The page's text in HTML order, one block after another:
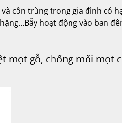
côn trùng trong gia đình có
hoạt động vào ban
mọt gỗ, chống mối mọt